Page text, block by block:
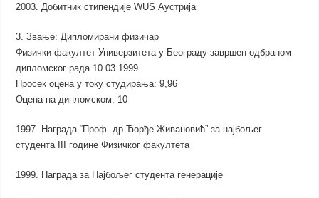
2003. Добитник стипендије WUS Аустрија
3. Звање: Дипломирани физичар
Физички факултет Универзитета у Београду завршен одбраном
дипломског рада 10.03.1999.
Просек оцена у току студирања: 9,96
Оцена на дипломском: 10
1997. Награда “Проф. др Ђорђе Живановић” за најбољег
студента III године Физичког факултета
1999. Награда за Најбољег студента генерације